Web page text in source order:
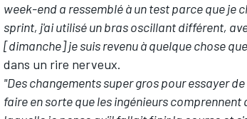
week-end a ressemblé à un test parce que
sprint, j'ai utilisé un bras oscillant différent,
[dimanche] je suis revenu à quelque chose
dans un rire nerveux.
"Des changements super gros pour essayer
faire en sorte que les ingénieurs